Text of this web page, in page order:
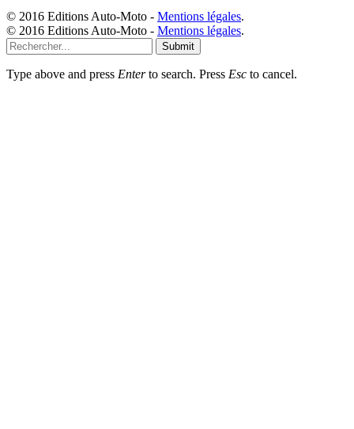
© 2016 Editions Auto-Moto - Mentions légales.
© 2016 Editions Auto-Moto - Mentions légales.
Submit
Type above and press Enterto search. Press Esc to cancel.